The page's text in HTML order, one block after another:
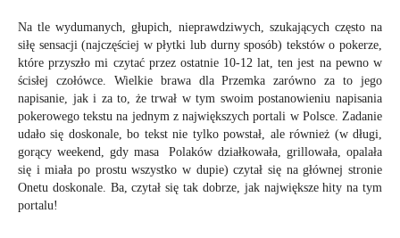
Na tle wydumanych, głupich, nieprawdziwych, szukających często na
siłę sensacji (najczęściej w płytki lub durny sposób) tekstów o pokerze,
które przyszło mi czytać przez ostatnie 10-12 lat, ten jest na pewno w
ścisłej czołówce. Wielkie brawa dla Przemka zarówno za to jego
napisanie, jak i za to, że trwał w tym swoim postanowieniu napisania
pokerowego tekstu na jednym z największych portali w Polsce. Zadanie
udało się doskonale, bo tekst nie tylko powstał, ale również (w długi,
gorący weekend, gdy masa Polaków działkowała, grillowała, opalała
się i miała po prostu wszystko w dupie) czytał się na głównej stronie
Onetu doskonale. Ba, czytał się tak dobrze, jak największe hity na tym
portalu!